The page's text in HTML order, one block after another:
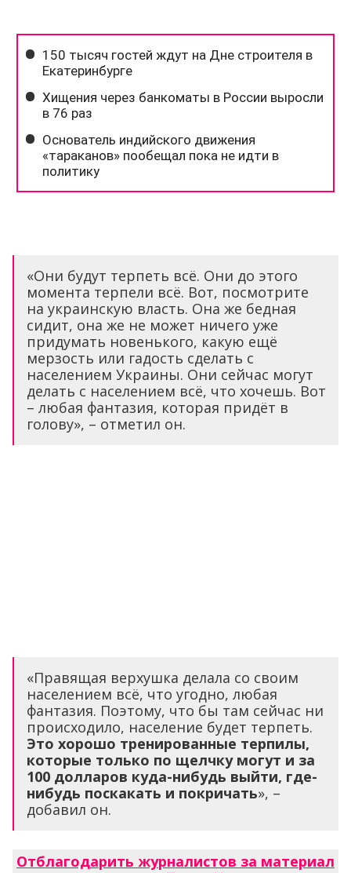
«Они будут терпеть всё. Они до этого
момента терпели всё. Вот, посмотрите
на украинскую власть. Она же бедная
сидит, она же не может ничего уже
придумать новенького, какую ещё
мерзость или гадость сделать с
населением Украины. Они сейчас могут
делать с населением всё, что хочешь. Вот
– любая фантазия, которая придёт в
голову», – отметил он.
«Правящая верхушка делала со своим
населением всё, что угодно, любая
фантазия. Поэтому, что бы там сейчас ни
происходило, население будет терпеть.
Это хорошо тренированные терпилы,
которые только по щелчку могут и за
100 долларов куда-нибудь выйти, где-
нибудь поскакать и покричать», –
добавил он.
Отблагодарить журналистов за материал